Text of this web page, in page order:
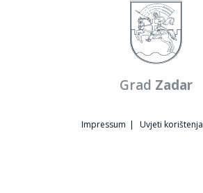
Grad Zadar
Impressum | Uvjeti korištenja